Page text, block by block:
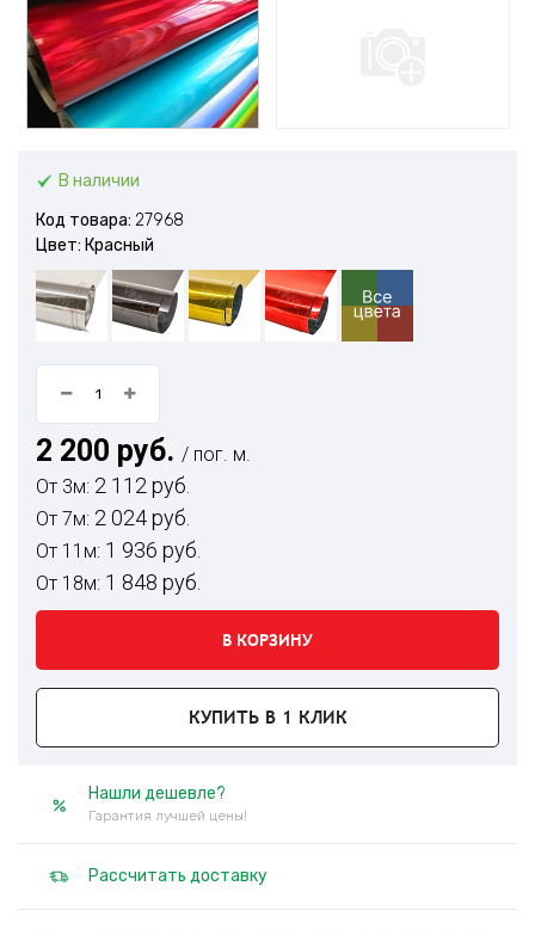
В наличии
Код товара: 27968
Цвет: Красный
2 200 руб. / пог. м.
От 3м: 2 112 руб.
От 7м: 2 024 руб.
От 11м: 1 936 руб.
От 18м: 1 848 руб.
В КОРЗИНУ
КУПИТЬ В 1 КЛИК
Нашли дешевле?
Гарантия лучшей цены!
Рассчитать доставку